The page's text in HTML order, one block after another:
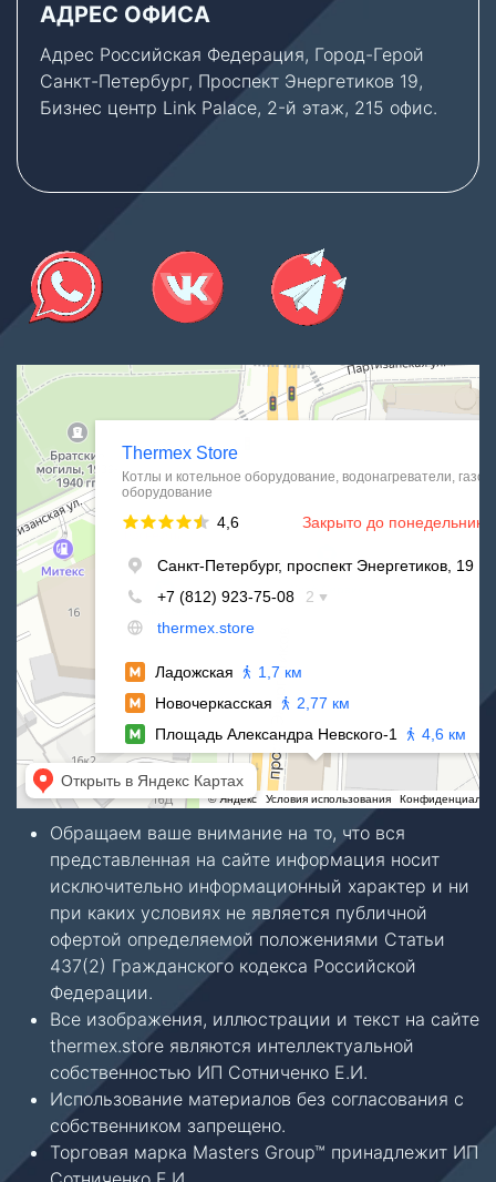
АДРЕС ОФИСА
Адрес Российская Федерация, Город-Герой
Санкт-Петербург, Проспект Энергетиков 19,
Бизнес центр Link Palace, 2-й этаж, 215 офис.
Thermex Store
Котлы и котельное оборудование в Санкт‑Петербурге
Водонагреватели в Санкт‑Петербурге
Обращаем ваше внимание на то, что вся
представленная на сайте информация носит
исключительно информационный характер и ни
при каких условиях не является публичной
офертой определяемой положениями Статьи
437(2) Гражданского кодекса Российской
Федерации.
Все изображения, иллюстрации и текст на сайте
thermex.store являются интеллектуальной
собственностью ИП Сотниченко Е.И.
Использование материалов без согласования с
собственником запрещено.
Торговая марка Masters Group™ принадлежит ИП